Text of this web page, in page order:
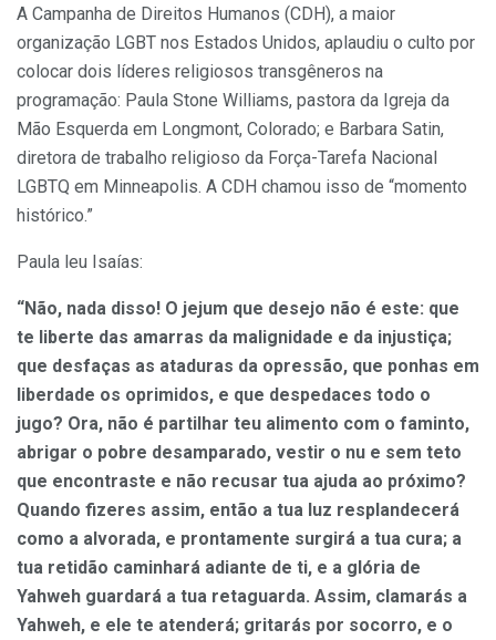
A Campanha de Direitos Humanos (CDH), a maior
organização LGBT nos Estados Unidos, aplaudiu o culto por
colocar dois líderes religiosos transgêneros na
programação: Paula Stone Williams, pastora da Igreja da
Mão Esquerda em Longmont, Colorado; e Barbara Satin,
diretora de trabalho religioso da Força-Tarefa Nacional
LGBTQ em Minneapolis. A CDH chamou isso de “momento
histórico.”
Paula leu Isaías:
“Não, nada disso! O jejum que desejo não é este: que
te liberte das amarras da malignidade e da injustiça;
que desfaças as ataduras da opressão, que ponhas em
liberdade os oprimidos, e que despedaces todo o
jugo? Ora, não é partilhar teu alimento com o faminto,
abrigar o pobre desamparado, vestir o nu e sem teto
que encontraste e não recusar tua ajuda ao próximo?
Quando fizeres assim, então a tua luz resplandecerá
como a alvorada, e prontamente surgirá a tua cura; a
tua retidão caminhará adiante de ti, e a glória de
Yahweh guardará a tua retaguarda. Assim, clamarás a
Yahweh, e ele te atenderá; gritarás por socorro, e o